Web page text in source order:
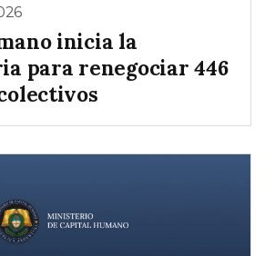
inicia la
para renegociar 446